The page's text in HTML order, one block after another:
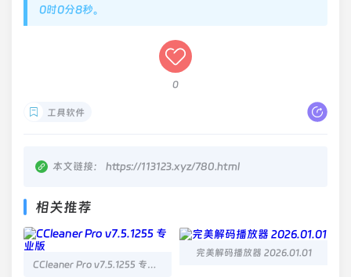
0时0分8秒。
0
工具软件
本文链接： https://113123.xyz/780.html
相关推荐
CCleaner Pro v7.5.1255 专业版
完美解码播放器 2026.01.01